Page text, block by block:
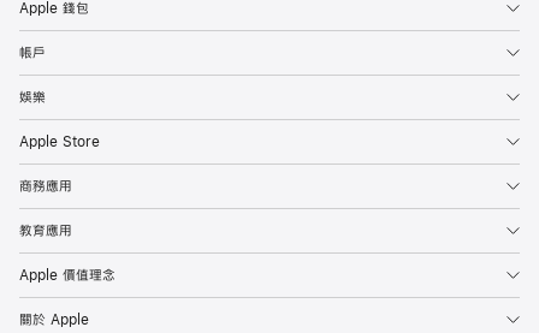
Apple 錢包
帳戶
娛樂
Apple Store
商務應用
教育應用
Apple 價值理念
關於 Apple